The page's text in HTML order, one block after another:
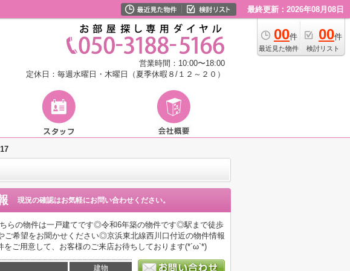
最終更新：2026年08月08日
00件
最近見た物件
00件
検討リスト
営業時間：10:00〜18:00
定休日：毎週水曜日・木曜日（夏季休暇８/１２～２０）
現況の確認はお気軽にお問い合わせください。
らの物件は一戸建てです◎令和6年築の物件です◎駅まで徒歩
希望をお聞かせください◎京浜東北線西川口付近の物件情報
ご用意して、お客様のご来店お待ちしております(*´ω`*)
建物